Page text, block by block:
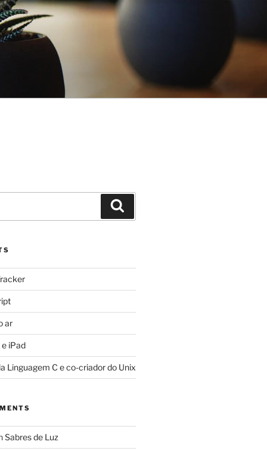
ar
iPad
Linguagem C e co-criador do Unix
Sabres de Luz